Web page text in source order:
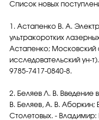
Список новых
1. Астапенко В. А.
ультракоротких
Астапенко; Московский
исследовательский ун-
9785-7417-0840-8.
2. Беляев Л. В. Введение
В. Беляев, А. В. Аборкин;
Столетовых. - Владимир: